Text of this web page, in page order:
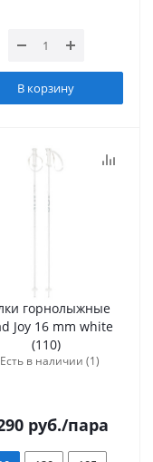
В корзину
горнолыжные
Joy 16 mm white
(110)
Есть в наличии (1)
руб./пара